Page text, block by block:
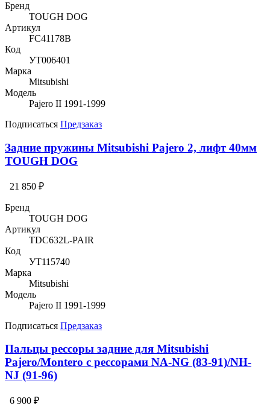
Бренд
TOUGH DOG
Артикул
FC41178B
Код
УТ006401
Марка
Mitsubishi
Модель
Pajero II 1991-1999
Подписаться Предзаказ
Задние пружины Mitsubishi Pajero 2, лифт 40мм
TOUGH DOG
21 850 ₽
Бренд
TOUGH DOG
Артикул
TDC632L-PAIR
Код
УТ115740
Марка
Mitsubishi
Модель
Pajero II 1991-1999
Подписаться Предзаказ
Пальцы рессоры задние для Mitsubishi
Pajero/Montero с рессорами NA-NG (83-91)/NH-
NJ (91-96)
6 900 ₽